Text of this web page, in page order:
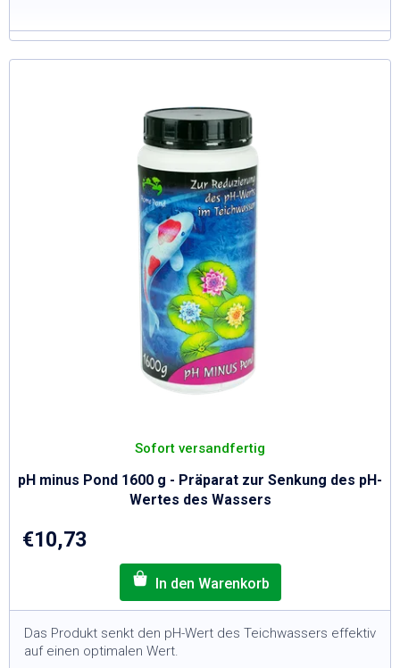
pH minus Pond 1600 g - Präparat zur Senkung des pH-
Wertes des Wassers
Sofort versandfertig
€10,73
Das Produkt senkt den pH-Wert des Teichwassers effektiv
auf einen optimalen Wert.